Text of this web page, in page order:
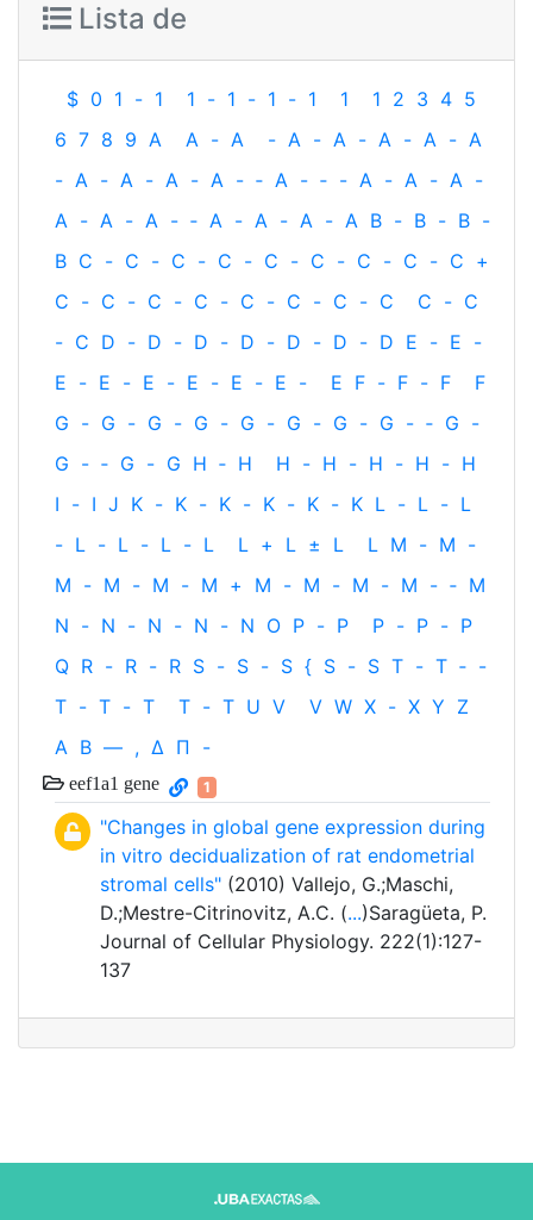
Lista de
$ 0 1 - 1 1 - 1 - 1 - 1 1 1 2 3 4 5
6 7 8 9 A A - A - A - A - A - A - A
- A - A - A - A - ‐ A - ‐ - A - A - A -
A - A - A - ‐ A - A - A - A B - B - B -
B C - C - C - C - C - C - C - C - C +
C - C - C - C - C - C - C - C C - C
- C D - D - D - D - D - D - D E - E -
E - E - E - E - E - E - E F - F - F
F
G - G - G - G - G - G - G - G - ‐ G -
G - ‐ G - G H ‐ H H - H - H - H - H
I - I J K - K - K - K - K - K L - L - L
- L - L - L - L L + L ± L L M - M -
M - M - M - M + M - M - M - M - ‐ M
N - N - N - N - N O P - P P - P - P
Q R - R - R S - S - S { S - S T - T ‐ -
T - T - T T - T U V V W X - X Y Z
Α Β — , Δ Π -
eef1a1 gene 1
"Changes in global gene expression during
in vitro decidualization of rat endometrial
stromal cells" (2010) Vallejo, G.;Maschi,
D.;Mestre-Citrinovitz, A.C. (...)Saragüeta, P.
Journal of Cellular Physiology. 222(1):127-
137